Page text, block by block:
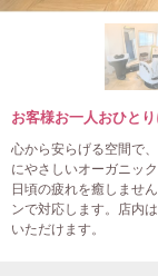
お客様お一人おひと
心から安らげる空間で
にやさしいオーガニッ
日頃の疲れを癒しませ
ンで対応します。店内
いただけます。